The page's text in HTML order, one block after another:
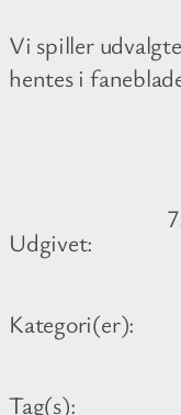
Vi spiller
hentes i
Udgivet:
Kategori(er):
Tag(s):